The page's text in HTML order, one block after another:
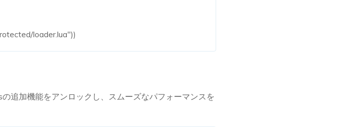
loader.lua"))
追加機能をアンロックし、スムーズなパフォーマンスを